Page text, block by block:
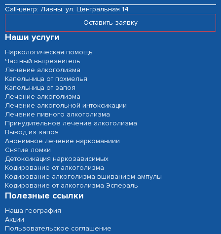
Сall-центр: Ливны, ул. Центральная 14
Оставить заявку
Наши услуги
Наркологическая помощь
Частный вытрезвитель
Лечение алкоголизма
Капельница от похмелья
Капельница от запоя
Лечение алкоголизма
Лечение алкогольной интоксикации
Лечение пивного алкоголизма
Принудительное лечение алкоголизма
Вывод из запоя
Анонимное лечение наркоманиии
Снятие ломки
Детоксикация наркозависимых
Кодирование от алкоголизма
Кодирование алкоголизма вшиванием ампулы
Кодирование от алкоголизма Эспераль
Полезные ссылки
Наша география
Акции
Пользовательское соглашение